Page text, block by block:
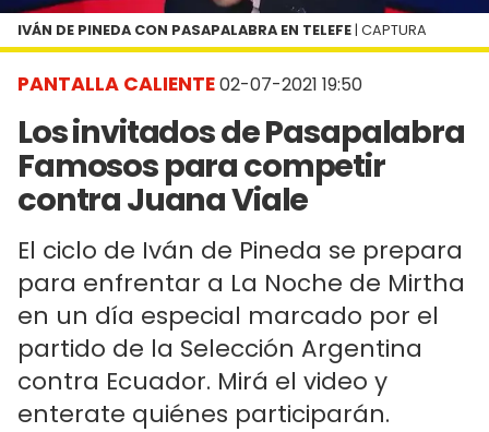
PANTALLA CALIENTE02-07-2021 19:50
Los invitados de Pasapalabra
Famosos para competir
contra Juana Viale
El ciclo de Iván de Pineda se prepara
para enfrentar a La Noche de Mirtha
en un día especial marcado por el
partido de la Selección Argentina
contra Ecuador. Mirá el video y
enterate quiénes participarán.
IVÁN DE PINEDA CON PASAPALABRA EN TELEFE | CAPTURA